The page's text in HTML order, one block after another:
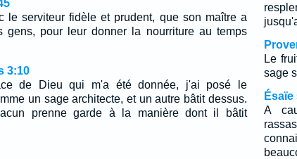
le serviteur fidèle et prudent, que son maître a
gens, pour leur donner la nourriture au temps
3:10
de Dieu qui m'a été donnée, j'ai posé le
un sage architecte, et un autre bâtit dessus.
prenne garde à la manière dont il bâtit
Le
sage
Ésaïe
A